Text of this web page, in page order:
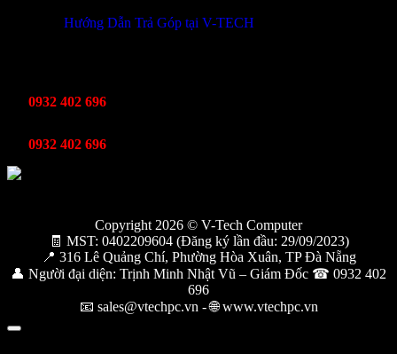
Hướng Dẫn Trả Góp tại V-TECH
0932 402 696
0932 402 696
Copyright 2026 © V-Tech Computer
🧾 MST: 0402209604 (Đăng ký lần đầu: 29/09/2023)
📍 316 Lê Quảng Chí, Phường Hòa Xuân, TP Đà Nẵng
👤 Người đại diện: Trịnh Minh Nhật Vũ – Giám Đốc ☎ 0932 402
696
📧 sales@vtechpc.vn - 🌐 www.vtechpc.vn